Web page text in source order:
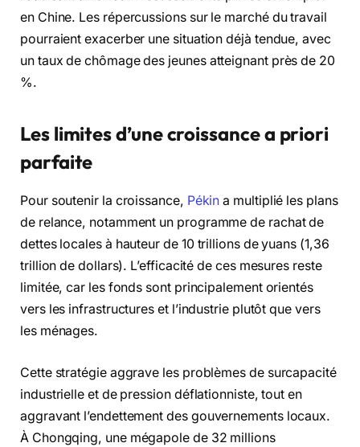
en Chine. Les répercussions sur le marché du travail
pourraient exacerber une situation déjà tendue, avec
un taux de chômage des jeunes atteignant près de 20
%.
Les limites d’une croissance a priori
parfaite
Pour soutenir la croissance, Pékin a multiplié les plans
de relance, notamment un programme de rachat de
dettes locales à hauteur de 10 trillions de yuans (1,36
trillion de dollars). L’efficacité de ces mesures reste
limitée, car les fonds sont principalement orientés
vers les infrastructures et l’industrie plutôt que vers
les ménages.
Cette stratégie aggrave les problèmes de surcapacité
industrielle et de pression déflationniste, tout en
aggravant l’endettement des gouvernements locaux.
À Chongqing, une mégapole de 32 millions